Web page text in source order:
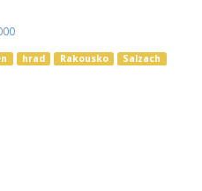
hrad Rakousko Salzach